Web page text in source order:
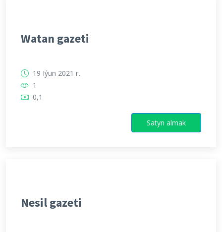
Watan gazeti
19 Iýun 2021 г.
1
0,1
Satyn almak
Nesil gazeti